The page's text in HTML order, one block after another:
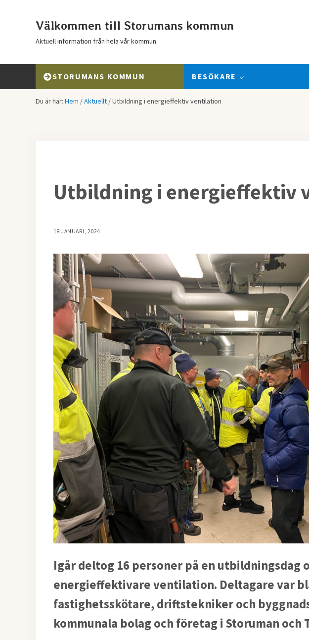
Välkommen till Storumans kommun
Aktuell information från hela vår kommun.
STORUMANS KOMMUN BESÖKARE
Du är här: Hem /Aktuellt /Utbildning i energieffektiv ventilation
Utbildning i energieffektiv
18 JANUARI, 2024
Igår deltog 16 personer på en utbildningsdag
energieffektivare ventilation. Deltagare var
fastighetsskötare, driftstekniker och
kommunala bolag och företag i Storuman och